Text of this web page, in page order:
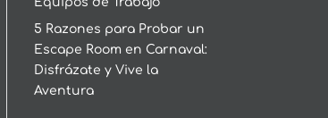
5 Razones para Probar un
Escape Room en Carnaval:
Disfrázate y Vive la
Aventura